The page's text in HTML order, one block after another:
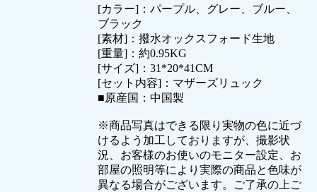
[カラー]：パープル、グレー、ブルー、
ブラック
[素材]：撥水オックスフォード生地
[重量]：約0.95KG
[サイズ]：31*20*41CM
[セット内容]：マザーズリュック
■原産国：中国製
※商品写真はできる限り実物の色に近づ
けるよう加工しておりますが、撮影状
況、お客様のお使いのモニター設定、お
部屋の照明等により実際の商品と色味が
異なる場合がございます。ご了承の上ご